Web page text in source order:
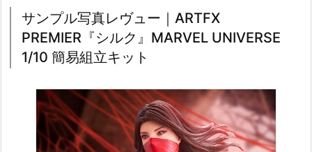
サンプル写真レヴュー｜ARTFX
PREMIER『シルク』MARVEL UNIVERSE
1/10 簡易組立キット